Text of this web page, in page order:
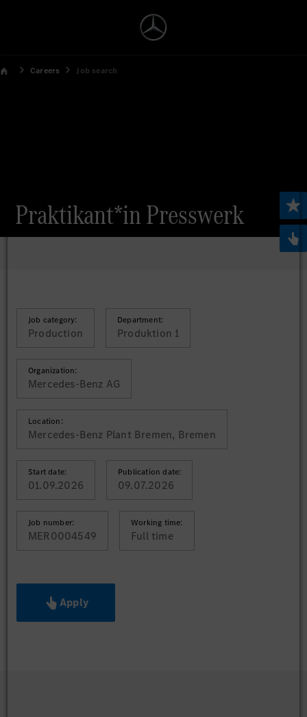
Careers Job search
Praktikant*in Presswerk
Job category:
Production
Department:
Produktion 1
Organization:
Mercedes-Benz AG
Location:
Mercedes-Benz Plant Bremen, Bremen
Start date:
01.09.2026
Publication date:
09.07.2026
Job number:
MER0004549
Working time:
Full time
Apply